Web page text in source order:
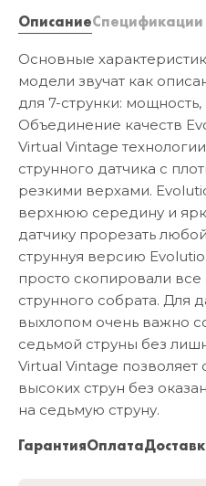
ОписаниеСпецификации
Основные
модели звучат как
для 7-струнки: мощность,
Объединение качеств
Virtual Vintage
струнного датчика с
резкими верхами.
верхнюю середину и
датчику прорезать
струннуя версию
просто скопировали
струнного собрата. Для
выхлопом очень важно
седьмой струны без
Virtual Vintage
высоких струн без
на седьмую струну.
ГарантияОплата